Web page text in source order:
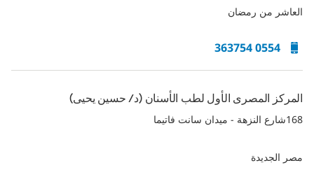
العاشر من رمضان
0554 363754
المركز المصرى الأول لطب الأسنان (د/ حسين يحيى)
168شارع النزهة - ميدان سانت فاتيما
مصر الجديدة